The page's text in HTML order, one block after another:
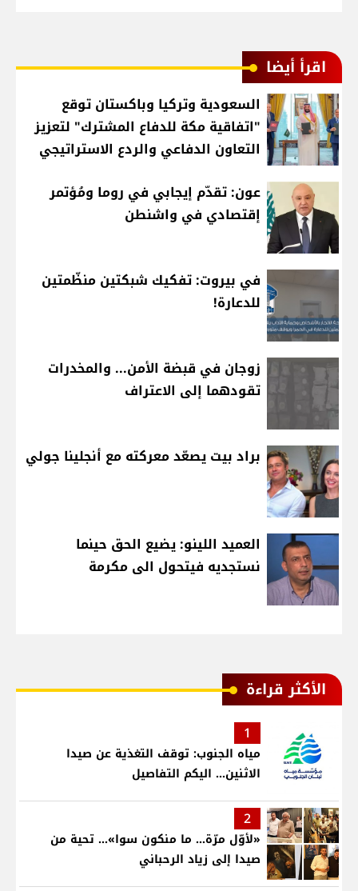
اقرأ أيضا
السعودية وتركيا وباكستان توقع
"اتفاقية مكة للدفاع المشترك" لتعزيز
التعاون الدفاعي والردع الاستراتيجي
عون: تقدّم إيجابي في روما ومُؤتمر
إقتصادي في واشنطن
في بيروت: تفكيك شبكتين منظّمتين
للدعارة!
زوجان في قبضة الأمن... والمخدرات
تقودهما إلى الاعتراف
براد بيت يصعّد معركته مع أنجلينا جولي
العميد اللينو: يضيع الحق حينما
نستجديه فيتحول الى مكرمة
الأكثر قراءة
1
مياه الجنوب: توقف التغذية عن صيدا
الاثنين... اليكم التفاصيل
2
«لأوّل مرّة… ما منكون سوا»… تحية من
صيدا إلى زياد الرحباني